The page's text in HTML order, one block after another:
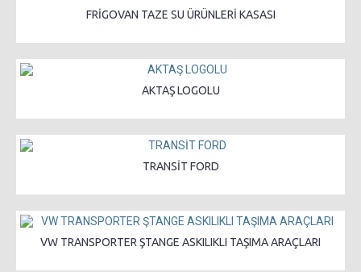
FRİGOVAN TAZE SU ÜRÜNLERİ KASASI
AKTAŞ LOGOLU
TRANSİT FORD
VW TRANSPORTER ŞTANGE ASKILIKLI TAŞIMA ARAÇLARI